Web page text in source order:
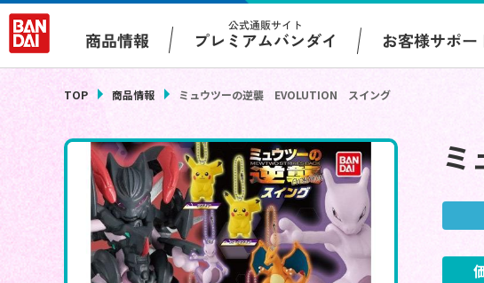
商品情報
公式通販サイト
プレミアムバンダイ お客様サポー
TOP 商品情報 ミュウツーの逆襲 EVOLUTION スイング